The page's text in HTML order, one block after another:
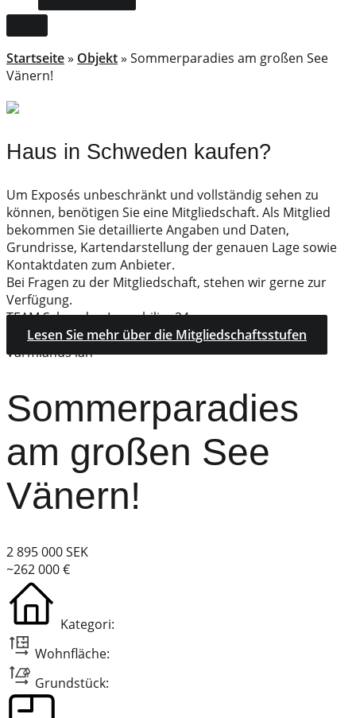
Startseite» Objekt» Sommerparadies am großen See
Vänern!
Haus in Schweden kaufen?
Um Exposés unbeschränkt und vollständig sehen zu
können, benötigen Sie eine Mitgliedschaft. Als Mitglied
bekommen Sie detaillierte Angaben und Daten,
Grundrisse, Kartendarstellung der genauen Lage sowie
Kontaktdaten zum Anbieter.
Bei Fragen zu der Mitgliedschaft, stehen wir gerne zur
Verfügung.
TEAM Schweden Immobilien24
Lesen Sie mehr über die Mitgliedschaftsstufen
Värmlands län
Sommerparadies
am großen See
Vänern!
2 895 000 SEK
~262 000 €
Kategori:
Wohnfläche:
Grundstück: